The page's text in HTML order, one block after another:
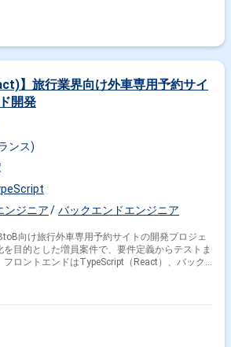
】旅行業界向け外車専用予約サイ
開発
ンス)
ンジニア
バックエンドエンジニア
AWS、Docker、Terraformを利用した環境で